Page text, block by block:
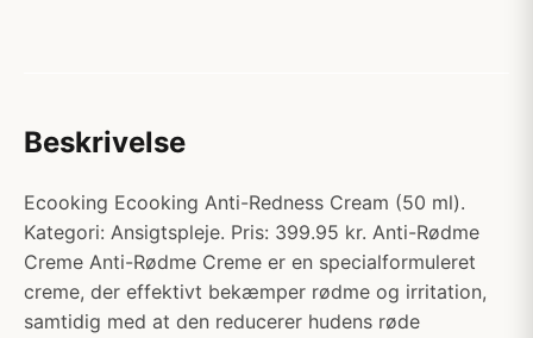
Beskrivelse
Ecooking Ecooking Anti-Redness Cream (50 ml).
Kategori: Ansigtspleje. Pris: 399.95 kr. Anti-Rødme
Creme Anti-Rødme Creme er en specialformuleret
creme, der effektivt bekæmper rødme og irritation,
samtidig med at den reducerer hudens røde